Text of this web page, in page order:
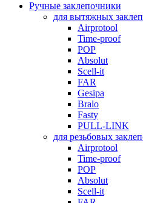
Ручные заклепочники
для вытяжных
Airprotool
Time-proof
POP
Absolut
Scell-it
FAR
Gesipa
Bralo
Fasty
PULL-LINK
для резьбовых
Airprotool
Time-proof
POP
Absolut
Scell-it